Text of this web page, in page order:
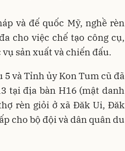
và đế quốc Mỹ, nghề rèn
cho việc chế tạo công cụ,
sản xuất và chiến đấu.
5 và Tỉnh ủy Kon Tum cũ đã
tại địa bàn H16 (mật danh
rèn giỏi ở xã Đăk Ui, Đăk
cho bộ đội và dân quân du